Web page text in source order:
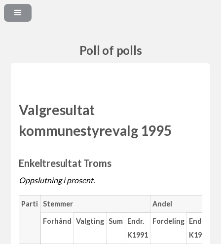
Poll of polls
Valgresultat
kommunestyrevalg 1995
Enkeltresultat Troms
Oppslutning i prosent.
Parti Stemmer Andel
Forhånd Valgting Sum Endr.
K1991
Fordeling Endr.
K1991